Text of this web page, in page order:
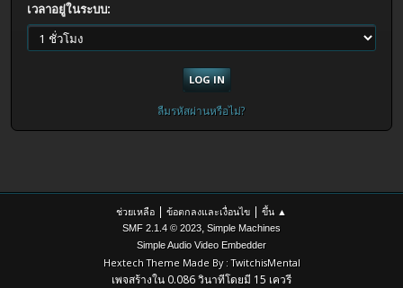
เวลาอยู่ในระบบ:
ลืมรหัสผ่านหรือไม่?
ช่วยเหลือ | ข้อตกลงและเงื่อนไข | ขึ้น ▲
SMF 2.1.4 © 2023, Simple Machines
Simple Audio Video Embedder
Hextech Theme Made By : TwitchisMental
เพจสร้างใน 0.086 วินาทีโดยมี 15 เควรี